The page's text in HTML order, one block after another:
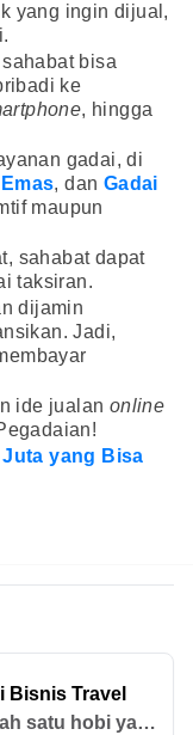
yang ingin dijual,
bisa
ke
, hingga
gadai, di
, dan Gadai
maupun
sahabat dapat
taksiran.
dijamin
Jadi,
ide jualan online
Juta yang Bisa
Bisnis Travel
satu hobi yang